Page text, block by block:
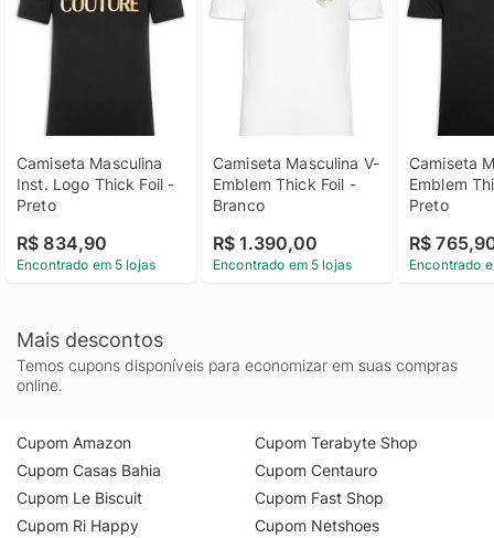
Camiseta Masculina
Inst. Logo Thick Foil -
Preto
R$ 834,90
Encontrado em 5 lojas
Camiseta Masculina V-
Emblem Thick Foil -
Branco
R$ 1.390,00
Encontrado em 5 lojas
Camiseta
Emblem
Preto
R$
Encontrado
Mais descontos
Temos cupons disponíveis para economizar em suas compras
online.
Cupom Amazon
Cupom Casas Bahia
Cupom Le Biscuit
Cupom Ri Happy
Cupom Terabyte Shop
Cupom Centauro
Cupom Fast Shop
Cupom Netshoes